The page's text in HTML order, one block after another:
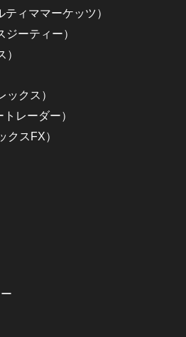
ィママーケッツ）
ーティー）
クス）
レーダー）
クスFX）